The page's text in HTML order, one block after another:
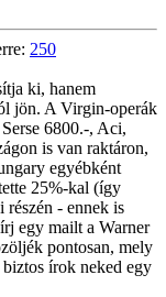
250
ki, hanem
jön. A Virgin-operák
6800.-, Aci,
is van raktáron,
egyébként
25%-kal (így
- ennek is
egy mailt a Warner
pontosan, mely
írok neked egy